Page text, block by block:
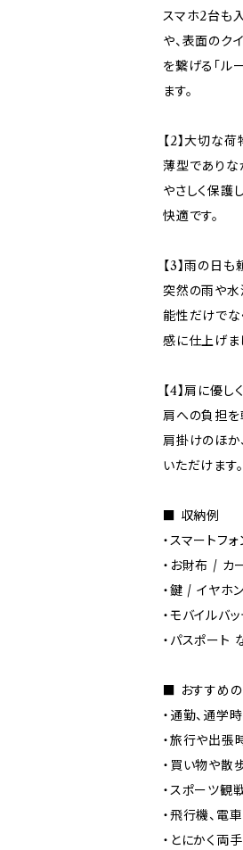
スマホ2台も
や、表面のク
を繋げる「ル
ます。
【2】大切な
薄型でありな
やさしく保護
快適です。
【3】雨の日
突然の雨や水
能性だけでな
感に仕上げま
【4】肩に優
肩への負担を
肩掛けのほか
いただけます。
■ 収納例
・スマートフ
・お財布 / カ
・鍵 / イヤホン
・モバイルバ
・パスポート
■ おすすめ
・通勤、通学
・旅行や出張
・買い物や散
・スポーツ観
・飛行機、電
・とにかく両